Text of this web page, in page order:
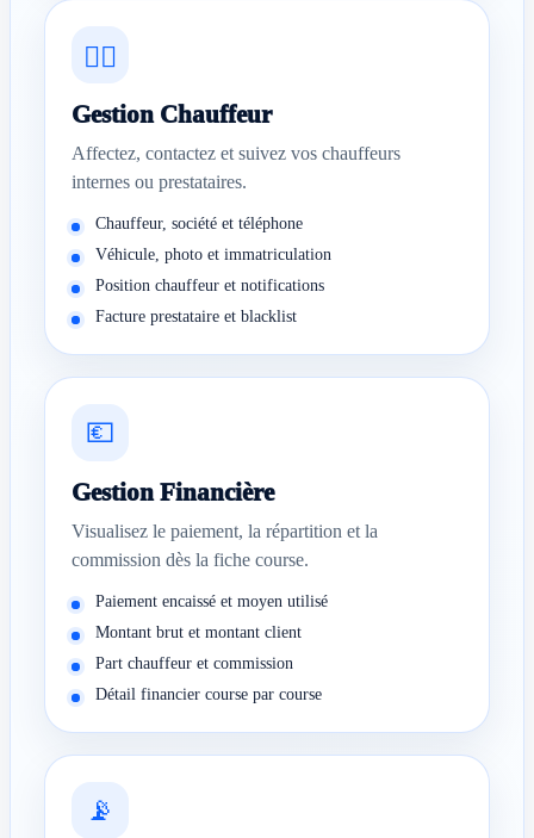
👨‍✈️
Gestion Chauffeur
Affectez, contactez et suivez vos chauffeurs
internes ou prestataires.
Chauffeur, société et téléphone
Véhicule, photo et immatriculation
Position chauffeur et notifications
Facture prestataire et blacklist
💶
Gestion Financière
Visualisez le paiement, la répartition et la
commission dès la fiche course.
Paiement encaissé et moyen utilisé
Montant brut et montant client
Part chauffeur et commission
Détail financier course par course
📡